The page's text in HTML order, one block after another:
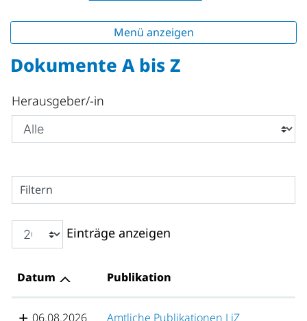
Menü anzeigen
Dokumente A bis Z
Herausgeber/-in
Filtern
Einträge anzeigen
Datum Publikation
06.08.2026 Amtliche Publikationen LiZ